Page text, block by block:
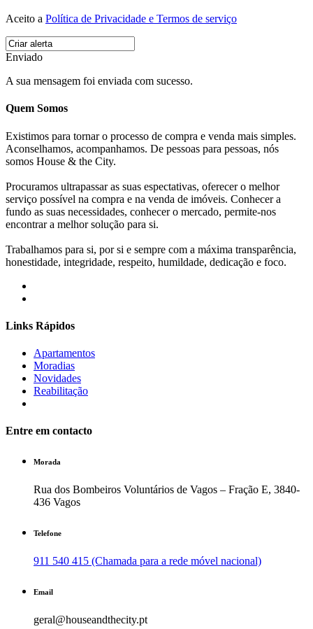
Aceito a Política de Privacidade e Termos de serviço
Enviado
A sua mensagem foi enviada com sucesso.
Quem Somos
Existimos para tornar o processo de compra e venda mais simples.
Aconselhamos, acompanhamos. De pessoas para pessoas, nós
somos House & the City.
Procuramos ultrapassar as suas espectativas, oferecer o melhor
serviço possível na compra e na venda de imóveis. Conhecer a
fundo as suas necessidades, conhecer o mercado, permite-nos
encontrar a melhor solução para si.
Trabalhamos para si, por si e sempre com a máxima transparência,
honestidade, integridade, respeito, humildade, dedicação e foco.
Links Rápidos
Apartamentos
Moradias
Novidades
Reabilitação
Entre em contacto
Morada
Rua dos Bombeiros Voluntários de Vagos – Fração E, 3840-
436 Vagos
Telefone
911 540 415 (Chamada para a rede móvel nacional)
Email
geral@houseandthecity.pt